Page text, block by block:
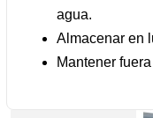
agua.
Almacenar en
Mantener